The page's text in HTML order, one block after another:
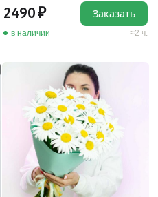
2490
в наличии 2 ч.
Заказать